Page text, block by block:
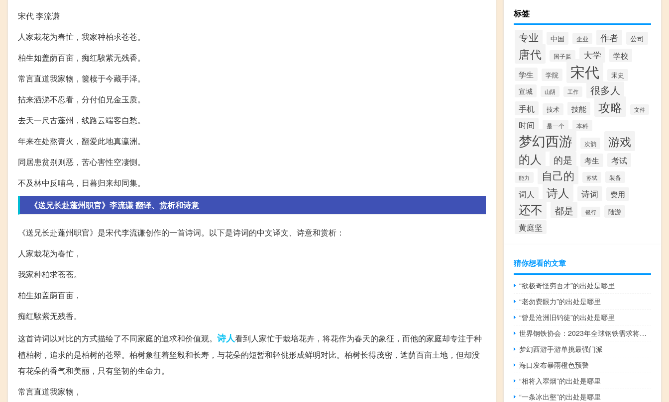
宋代 李流谦
人家栽花为春忙，我家种柏求苍苍。
柏生如盖荫百亩，痴红騃紫无残香。
常言直道我家物，箧椟于今藏手泽。
拈来洒涕不忍看，分付伯兄金玉质。
去天一尺古蓬州，线路云端客自愁。
年来在处熬膏火，翻爱此地真瀛洲。
同居患贫别则恶，苦心害性空凄恻。
不及林中反哺乌，日暮归来却同集。
《送兄长赴蓬州职官》李流谦 翻译、赏析和诗意
《送兄长赴蓬州职官》是宋代李流谦创作的一首诗词。以下是诗词的中文译文、诗意和赏析：
人家栽花为春忙，
我家种柏求苍苍。
柏生如盖荫百亩，
痴红騃紫无残香。
这首诗词以对比的方式描绘了不同家庭的追求和价值观。 诗人看到人家忙于栽培花卉，将花作为春天的象征，而他的家庭却专注于种
植柏树，追求的是柏树的苍翠。柏树象征着坚毅和长寿，与花朵的短暂和轻佻形成鲜明对比。柏树长得茂密，遮荫百亩土地，但却没
有花朵的香气和美丽，只有坚韧的生命力。
常言直道我家物，
标签
专业 中国 企业 作者 公司
唐代 国子监 大学
学校
学生
学院 宋代 宋史
宣城 山阴 工作 很多人
手机 技术 技能 攻略 文件
时间 是一个 本科
梦幻西游 次韵
游戏
的人
的是 考生 考试
能力 自己的 苏轼 装备
词人 诗人 诗词 费用
还不 都是 银行 陆游
黄庭坚
猜你想看的文章
“欲极奇怪穷吾才”的出处是哪里
“老勿费眼力”的出处是哪里
“曾是沧洲旧钓徒”的出处是哪里
世界钢铁协会：2023年全球钢铁需求将恢复性增长1.8%
梦幻西游手游单挑最强门派
海口发布暴雨橙色预警
“相将入翠烟”的出处是哪里
“一条冰出壑”的出处是哪里